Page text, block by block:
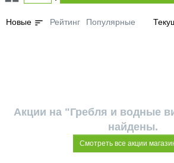
Новые sort Рейтинг Популярные
Акции на "Гребля и водные
найдены.
Смотреть все акции